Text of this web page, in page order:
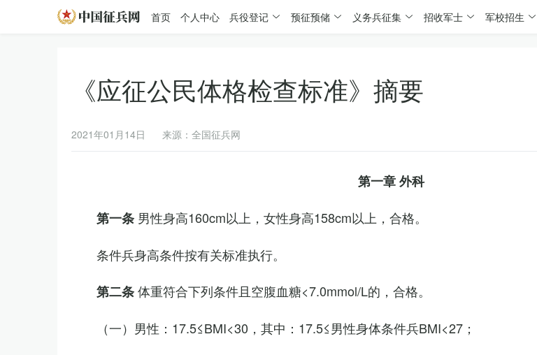
首页 个人中心 兵役登记 预征预储 义务兵征集 招收军士 军校招生
《应征公民体格检查标准》摘要
2021年01月14日 来源：全国征兵网
第一章 外科
第一条 男性身高160cm以上，女性身高158cm以上，合格。
条件兵身高条件按有关标准执行。
第二条体重符合下列条件且空腹血糖<7.0mmol/L的，合格。
（一）男性：17.5≤BMI<30，其中：17.5≤男性身体条件兵BMI<27；